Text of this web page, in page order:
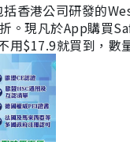
香港公司研發的
。現凡於App購買
$17.9就買到，數